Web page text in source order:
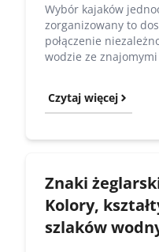
Wybór kajaków
zorganizowany to
połączenie
wodzie ze
Czytaj więcej
Znaki
Kolory,
szlaków